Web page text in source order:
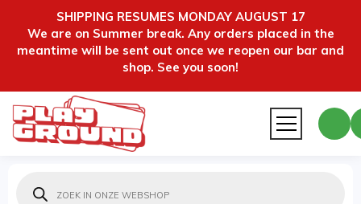
SHIPPING RESUMES MONDAY AUGUST 17
We are on Summer break. Any orders placed in the
meantime will be sent out once we reopen our bar and
shop. See you soon!
zoeken